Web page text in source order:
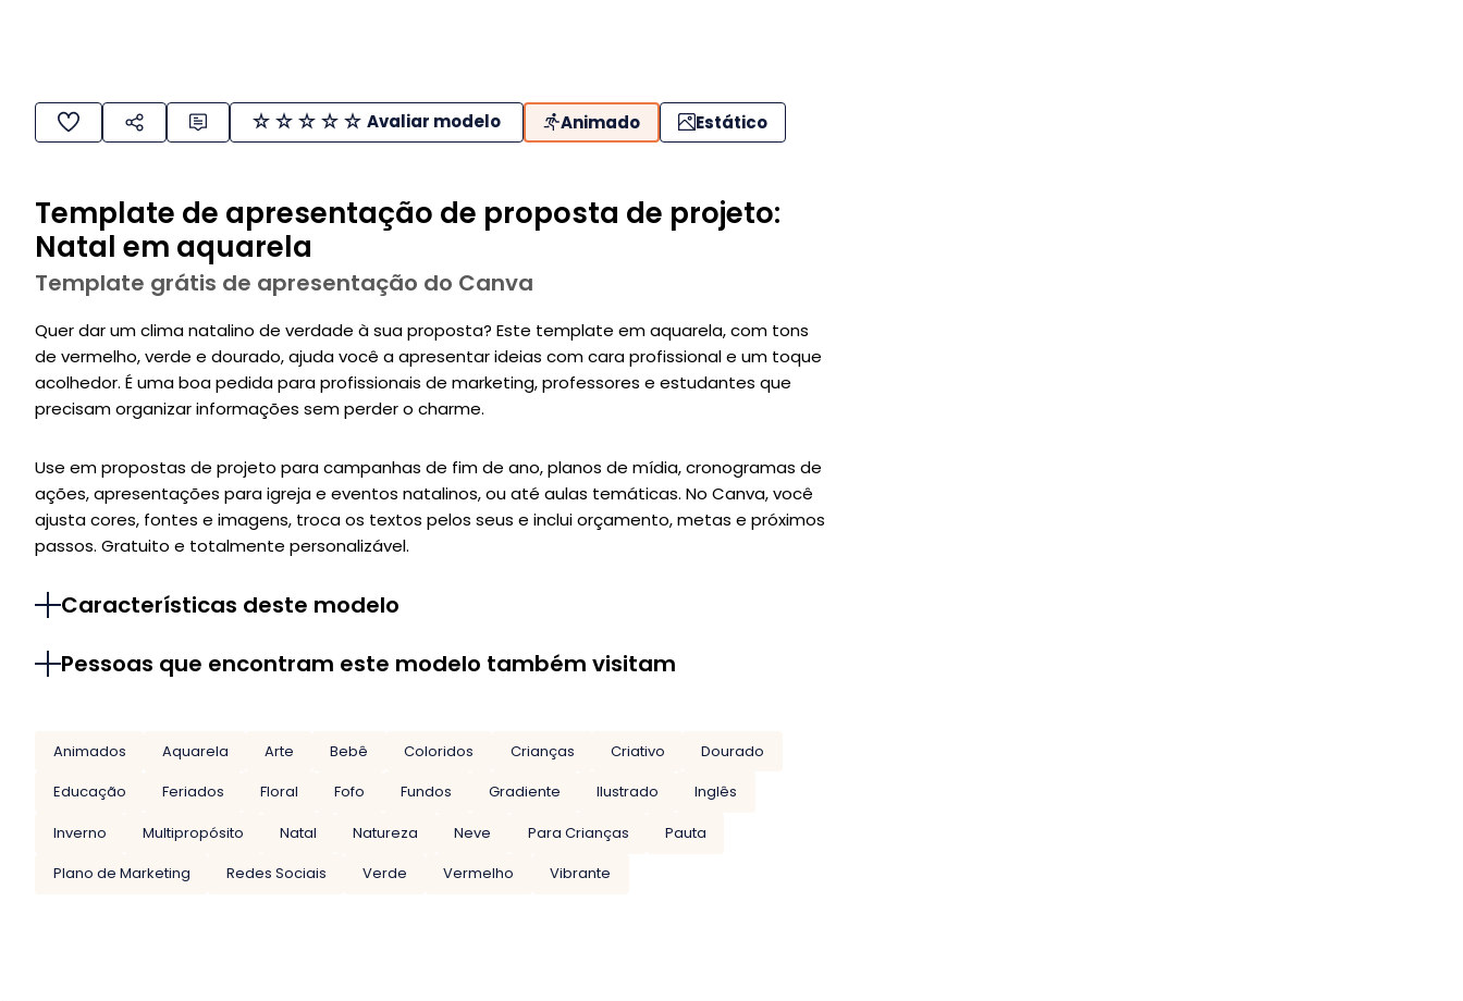
Avaliar modelo Animado Estático
Template de apresentação de proposta de projeto:
Natal em aquarela
Template grátis de apresentação do Canva
Quer dar um clima natalino de verdade à sua proposta? Este template em aquarela, com tons
de vermelho, verde e dourado, ajuda você a apresentar ideias com cara profissional e um toque
acolhedor. É uma boa pedida para profissionais de marketing, professores e estudantes que
precisam organizar informações sem perder o charme.
Use em propostas de projeto para campanhas de fim de ano, planos de mídia, cronogramas de
ações, apresentações para igreja e eventos natalinos, ou até aulas temáticas. No Canva, você
ajusta cores, fontes e imagens, troca os textos pelos seus e inclui orçamento, metas e próximos
passos. Gratuito e totalmente personalizável.
Características deste modelo
Pessoas que encontram este modelo também visitam
Animados Aquarela Arte Bebê Coloridos Crianças Criativo
Dourado
Educação
Feriados Floral Fofo Fundos Gradiente Ilustrado
Inglês
Inverno
Multipropósito Natal Natureza Neve Para Crianças
Pauta
Plano de Marketing
Redes Sociais Verde Vermelho Vibrante